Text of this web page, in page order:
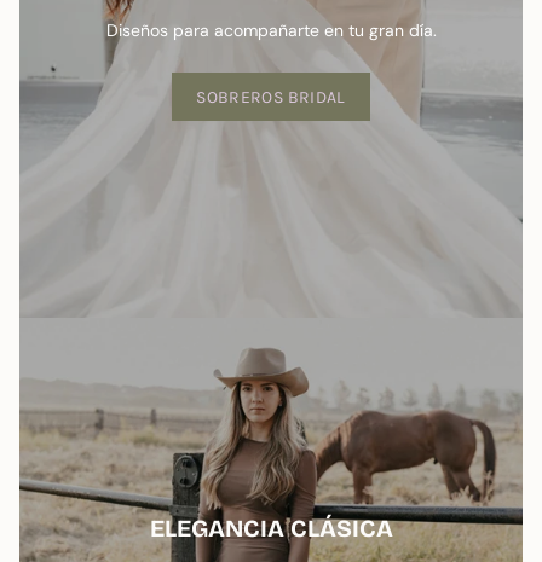
Diseños para acompañarte en tu gran día.
SOBREROS BRIDAL
ELEGANCIA CLÁSICA